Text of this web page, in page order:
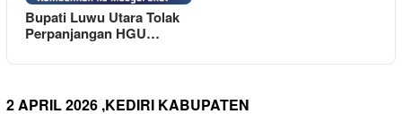
Bupati Luwu Utara Tolak
Perpanjangan HGU…
2 APRIL 2026 ,KEDIRI KABUPATEN